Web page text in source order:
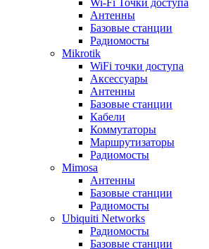
Wi-Fi Точки доступа
Антенны
Базовые станции
Радиомосты
Mikrotik
WiFi точки доступа
Аксессуары
Антенны
Базовые станции
Кабели
Коммутаторы
Маршрутизаторы
Радиомосты
Mimosa
Антенны
Базовые станции
Радиомосты
Ubiquiti Networks
Радиомосты
Базовые станции